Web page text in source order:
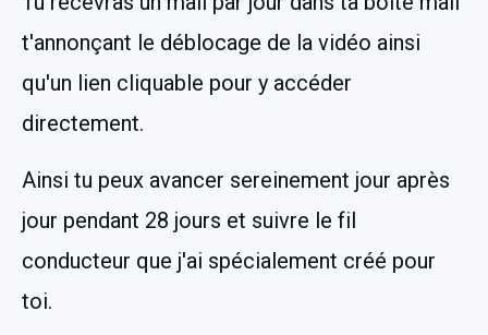
t'annonçant le déblocage de la vidéo ainsi
qu'un lien cliquable pour y accéder
directement.
Ainsi tu peux avancer sereinement jour après
jour pendant 28 jours et suivre le fil
conducteur que j'ai spécialement créé pour
toi.